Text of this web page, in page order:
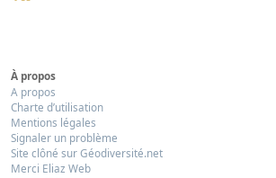
À propos
A propos
Charte d’utilisation
Mentions légales
Signaler un problème
Site clôné sur Géodiversité.net
Merci Eliaz Web